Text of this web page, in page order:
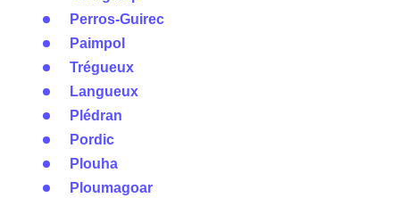
Perros-Guirec
Paimpol
Trégueux
Langueux
Plédran
Pordic
Plouha
Ploumagoar